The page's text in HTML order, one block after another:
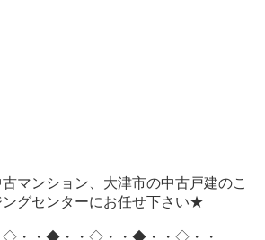
マンション、大津市の中古戸建のこ
ングセンターにお任せ下さい★
・・◆・・◇・・◆・・◇・・